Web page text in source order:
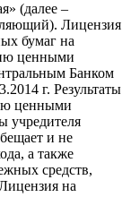
(далее –
Лицензия
бумаг на
ценными
Банком
г. Результаты
ценными
учредителя
и не
а также
средств,
на